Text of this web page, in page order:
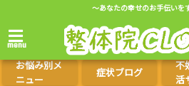
～あなたの幸せのお手伝いを
menu
お悩み別メ
ニュー
症状ブログ
不
活